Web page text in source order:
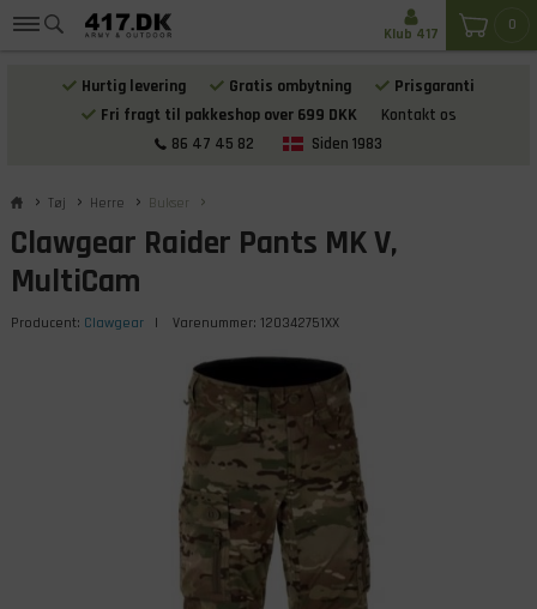
Hurtig levering Gratis ombytning
Prisgaranti
Fri fragt til pakkeshop over 699 DKK
Kontakt os
86 47 45 82
Siden 1983
0
Klub 417
Tøj Herre Bukser
Clawgear Raider Pants MK V,
MultiCam
Producent: Clawgear | Varenummer: 120342751XX